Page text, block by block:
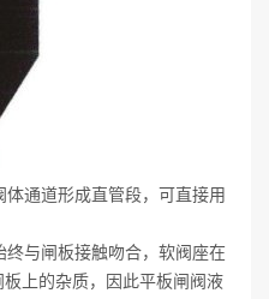
通道形成直管段，可直接用
与闸板接触吻合，软阀座在
上的杂质，因此平板闸阀液